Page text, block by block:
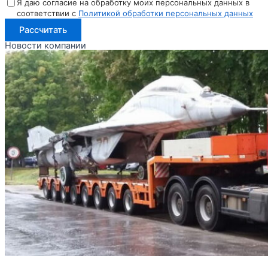
Я даю согласие на обработку моих персональных данных в
соответствии с Политикой обработки персональных данных
Рассчитать
Новости компании